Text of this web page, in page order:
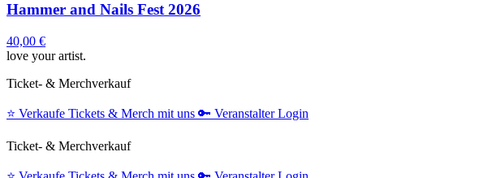
Hammer and Nails Fest 2026
40,00 €
love your artist.
Ticket- & Merchverkauf
⭐️ Verkaufe Tickets & Merch mit uns 🔑 Veranstalter Login
Ticket- & Merchverkauf